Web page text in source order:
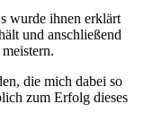
wurde ihnen erklärt
und anschließend
die mich dabei so
zum Erfolg dieses